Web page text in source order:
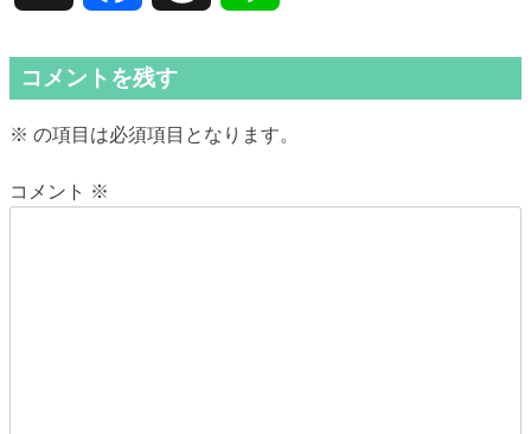
コメントを残す
※ の項目は必須項目となります。
コメント ※